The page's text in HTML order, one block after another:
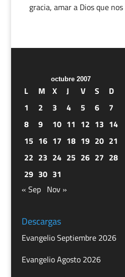
gracia, amar a Dios que
octubre 2007
L M X J V S
D
1
2 3 4 5 6
7
8
9 10 11 12 13 14
15 16 17 18 19 20 21
22 23 24 25 26 27 28
29 30 31
« Sep Nov »
Descargas
Evangelio Septiembre 2026
Evangelio Agosto 2026